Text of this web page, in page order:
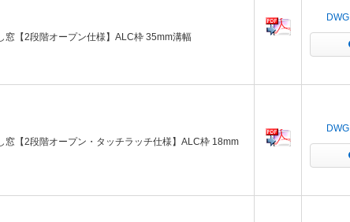
窓【2段階オープン仕様】ALC枠 35mm溝幅
DWG
窓【2段階オープン・タッチラッチ仕様】ALC枠 18mm
DWG